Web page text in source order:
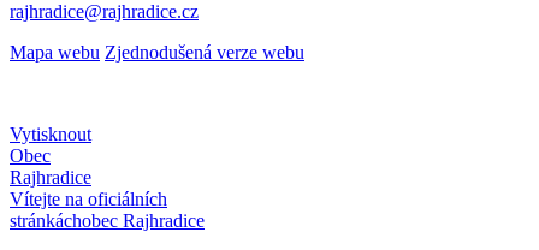
rajhradice@rajhradice.cz
Mapa webu Zjednodušená verze webu
Vytisknout
Obec
Rajhradice
Vítejte na oficiálních
stránkáchobec Rajhradice